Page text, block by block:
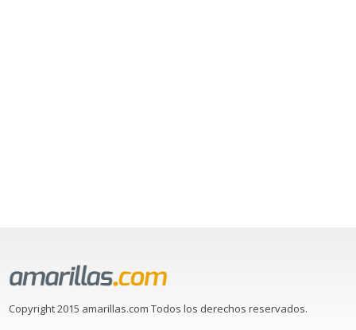
Copyright 2015 amarillas.com Todos los derechos reservados.